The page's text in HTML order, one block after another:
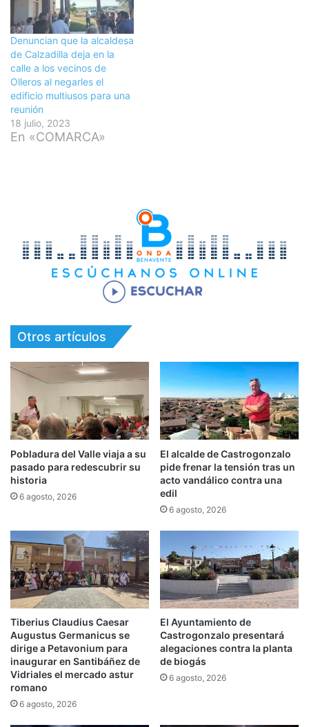
Denuncian que la alcaldesa
de Calzadilla deja en la
calle a los vecinos de
Olleros al negarles el
edificio multiusos para una
reunión
18 julio, 2023
En «COMARCA»
Otros artículos
Pobladura del Valle viaja a su
pasado para redescubrir su
historia
6 agosto, 2026
El alcalde de Castrogonzalo
pide frenar la tensión tras un
acto vandálico contra una
edil
6 agosto, 2026
Tiberius Claudius Caesar
Augustus Germanicus se
dirige a Petavonium para
inaugurar en Santibáñez de
Vidriales el mercado astur
romano
6 agosto, 2026
El Ayuntamiento de
Castrogonzalo presentará
alegaciones contra la planta
de biogás
6 agosto, 2026